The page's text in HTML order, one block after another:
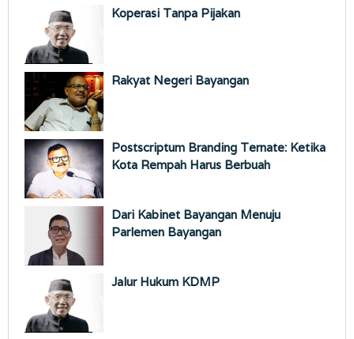
Koperasi Tanpa Pijakan
Rakyat Negeri Bayangan
Postscriptum Branding Ternate: Ketika
Kota Rempah Harus Berbuah
Dari Kabinet Bayangan Menuju
Parlemen Bayangan
Jalur Hukum KDMP